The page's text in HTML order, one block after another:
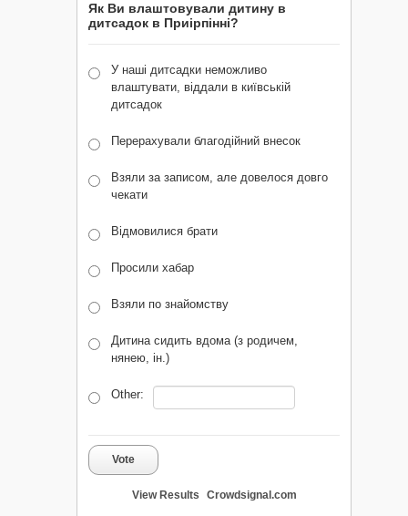
Як Ви влаштовували дитину в
дитсадок в Приірпінні?
У наші дитсадки неможливо
влаштувати, віддали в київській
дитсадок
Перерахували благодійний внесок
Взяли за записом, але довелося довго
чекати
Відмовилися брати
Просили хабар
Взяли по знайомству
Дитина сидить вдома (з родичем,
нянею, ін.)
Other:
Vote
View Results Crowdsignal.com